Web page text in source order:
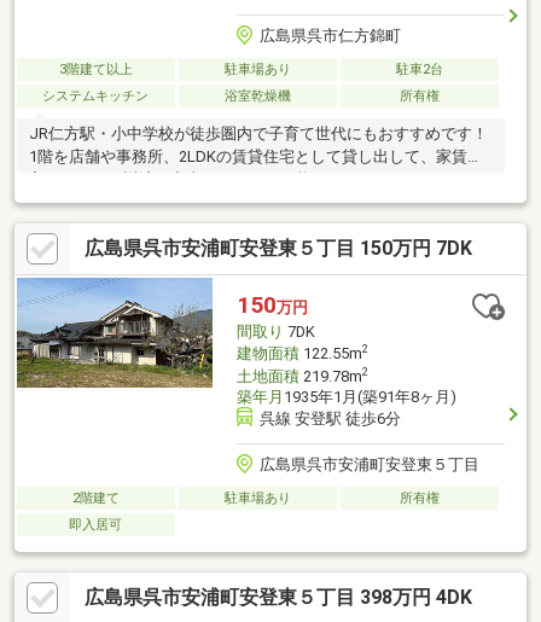
広島県呉市仁方錦町
3階建て以上 駐車場あり
駐車2台
システムキッチン
浴室乾燥機 所有権
JR仁方駅・小中学校が徒歩圏内で子育て世代にもおすすめです！
1階を店舗や事務所、2LDKの賃貸住宅として貸し出して、家賃収
広島県呉市安浦町安登東５丁目 150万円 7DK
150万円
間取り 7DK
建物面積122.55m2
土地面積219.78m2
築年月 1935年1月(築91年8ヶ月)
呉線 安登駅 徒歩6分
広島県呉市安浦町安登東５丁目
2階建て 駐車場あり
所有権
即入居可
広島県呉市安浦町安登東５丁目 398万円 4DK